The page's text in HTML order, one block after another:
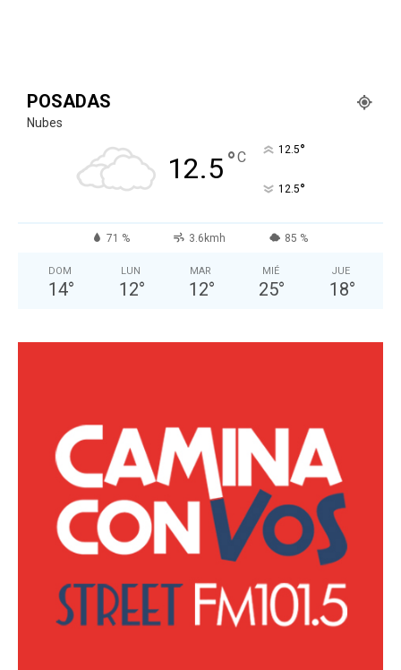
POSADAS
Nubes
12.5°C 12.5°
12.5°
71 % 3.6kmh 85 %
DOM
14°
LUN
12°
MAR
12°
MIÉ
25°
JUE
18°